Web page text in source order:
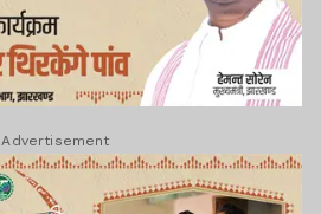
Advertisement